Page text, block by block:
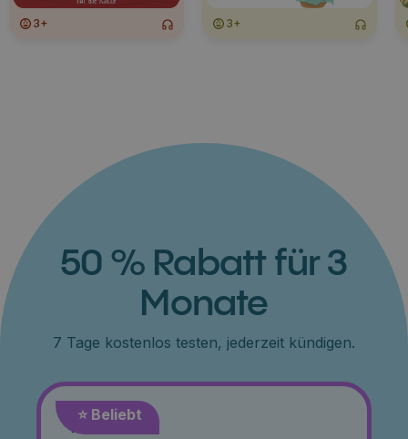
3+ 3+
50 % Rabatt für 3
Monate
7 Tage kostenlos testen, jederzeit kündigen.
⭐️ Beliebt
Monat